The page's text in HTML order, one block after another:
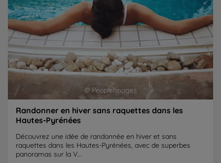
© PeopleImages
Randonner en hiver sans raquettes dans les
Hautes-Pyrénées
Découvrez une idée de randonnée en hiver et sans
raquettes dans les Hautes-Pyrénées, avec de superbes
panoramas sur la V...